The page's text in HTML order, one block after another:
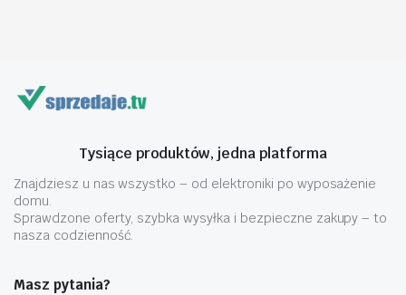
Tysiące produktów, jedna platforma
Znajdziesz u nas wszystko – od elektroniki po wyposażenie
domu.
Sprawdzone oferty, szybka wysyłka i bezpieczne zakupy – to
nasza codzienność.
Masz pytania?